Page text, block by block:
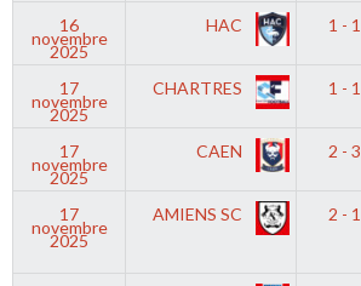
16
novembre
2025
HAC 1 - 1
17
novembre
2025
CHARTRES 1 - 1
17
novembre
2025
CAEN 2 - 3
17
novembre
2025
AMIENS SC
2 - 1